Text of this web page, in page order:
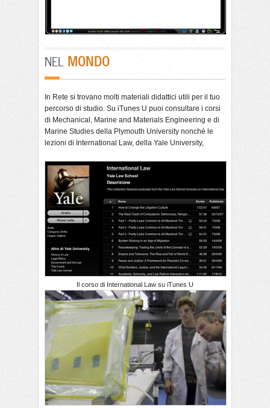
NEL MONDO
In Rete si trovano molti materiali didattici utili per il tuo
percorso di studio. Su iTunes U puoi consultare i corsi
di Mechanical, Marine and Materials Engineering e di
Marine Studies della Plymouth University nonché le
lezioni di International Law, della Yale University,
Il corso di International Law su iTunes U